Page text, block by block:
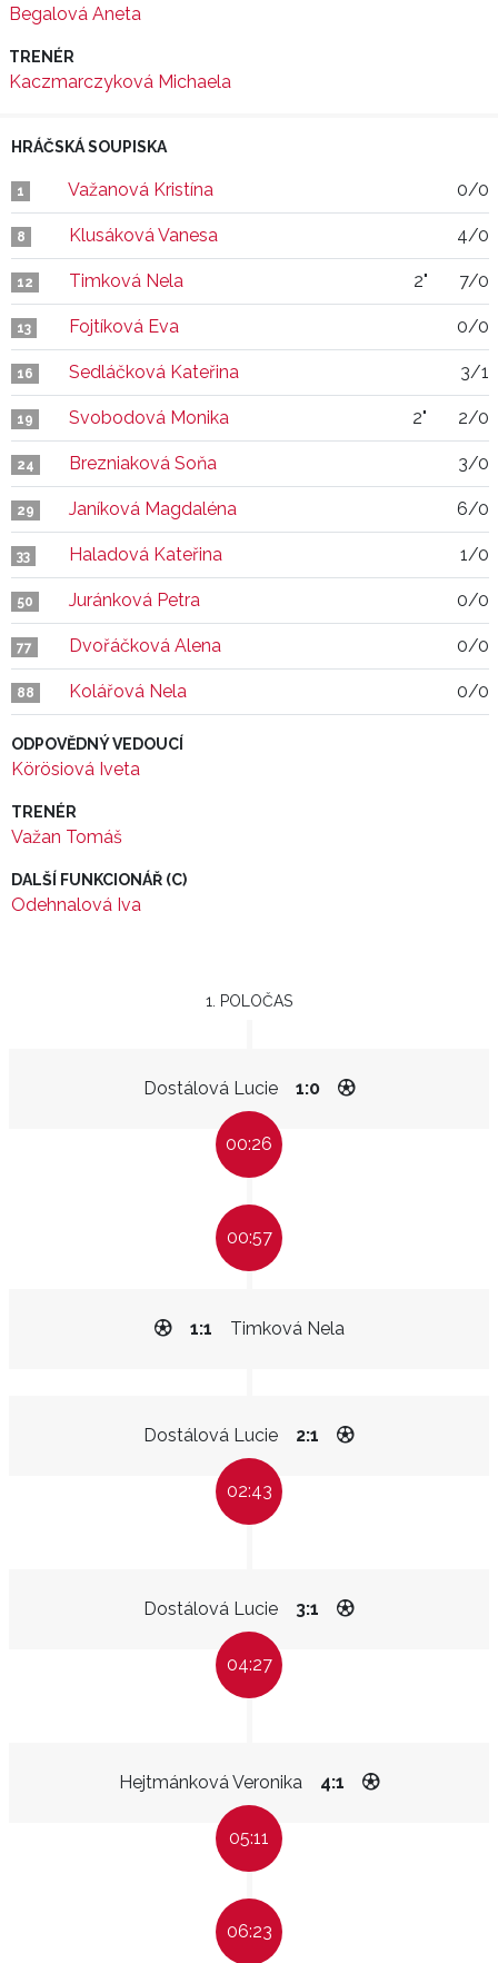
Begalová Aneta
TRENÉR
Kaczmarczyková Michaela
HRÁČSKÁ SOUPISKA
1 Važanová Kristína 0/0
8 Klusáková Vanesa 4/0
12 Timková Nela 2" 7/0
13 Fojtíková Eva 0/0
16 Sedláčková Kateřina 3/1
19 Svobodová Monika 2" 2/0
24 Brezniaková Soňa 3/0
29 Janíková Magdaléna 6/0
33 Haladová Kateřina 1/0
50 Juránková Petra 0/0
77 Dvořáčková Alena 0/0
88 Kolářová Nela 0/0
ODPOVĚDNÝ VEDOUCÍ
Körösiová Iveta
TRENÉR
Važan Tomáš
DALŠÍ FUNKCIONÁŘ (C)
Odehnalová Iva
1. POLOČAS
Dostálová Lucie 1:0
00:26
00:57
Timková Nela
1:1
Dostálová Lucie 2:1
02:43
Dostálová Lucie 3:1
04:27
Hejtmánková Veronika 4:1
05:11
06:23